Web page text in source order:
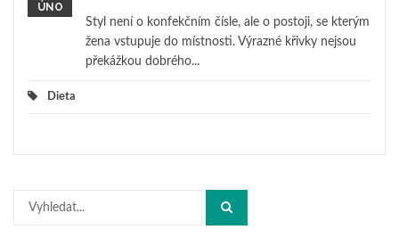
ÚNO
Styl není o konfekčním čísle, ale o postoji, se kterým
žena vstupuje do místnosti. Výrazné křivky nejsou
překážkou dobrého...
Dieta
Hledat: